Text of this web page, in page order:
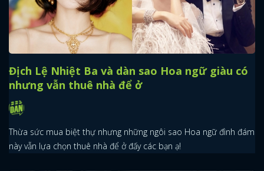
Địch Lệ Nhiệt Ba và dàn sao Hoa ngữ giàu có
nhưng vẫn thuê nhà để ở
Thừa sức mua biệt thự nhưng những ngôi sao Hoa ngữ đình đám
này vẫn lựa chọn thuê nhà để ở đấy các bạn ạ!